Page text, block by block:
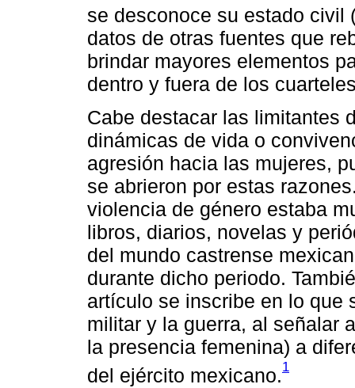
se desconoce su estado civil
datos de otras fuentes que
brindar mayores elementos
dentro y fuera de los
Cabe destacar las limitantes
dinámicas de vida o
agresión hacia las mujeres,
se abrieron por estas
violencia de género estaba
libros, diarios, novelas y
del mundo castrense
durante dicho periodo.
artículo se inscribe en lo que
militar y la guerra, al señalar
la presencia femenina) a
del ejército mexicano.1